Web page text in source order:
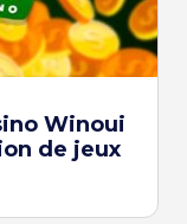
Winoui
de jeux